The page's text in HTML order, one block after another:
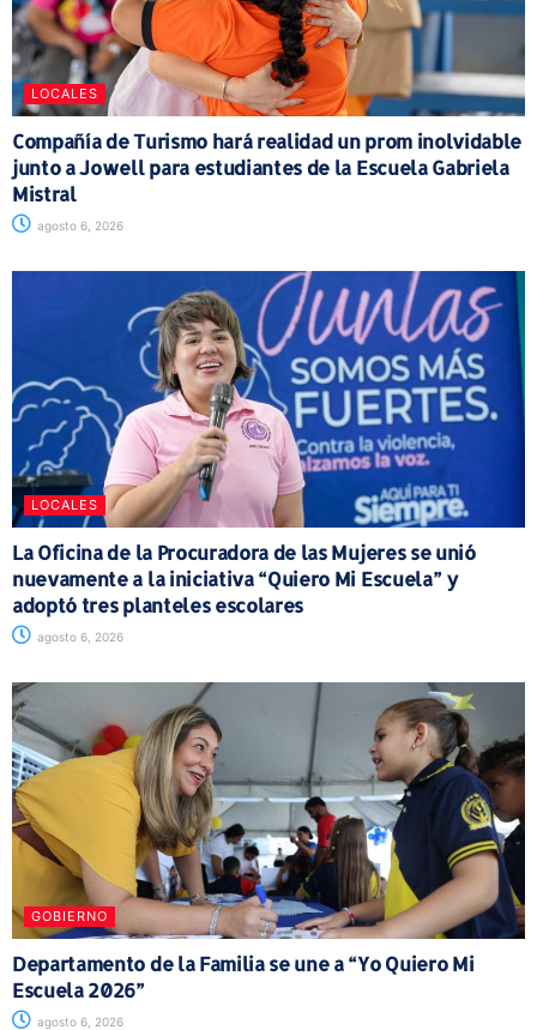
LOCALES
Compañía de Turismo hará realidad un prom inolvidable
junto a Jowell para estudiantes de la Escuela Gabriela
Mistral
agosto 6, 2026
LOCALES
La Oficina de la Procuradora de las Mujeres se unió
nuevamente a la iniciativa “Quiero Mi Escuela” y
adoptó tres planteles escolares
agosto 6, 2026
GOBIERNO
Departamento de la Familia se une a “Yo Quiero Mi
Escuela 2026”
agosto 6, 2026